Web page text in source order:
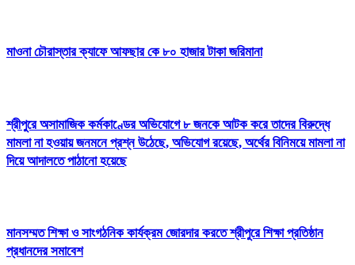
মাওনা চৌরাস্তার ক্যাফে আফছার কে ৮০ হাজার টাকা জরিমানা
শ্রীপুরে অসামাজিক কর্মকাণ্ডের অভিযোগে ৮ জনকে আটক করে তাদের বিরুদ্ধে
মামলা না হওয়ায় জনমনে প্রশ্ন উঠেছে, অভিযোগ রয়েছে, অর্থের বিনিময়ে মামলা না
দিয়ে আদালতে পাঠানো হয়েছে
মানসম্মত শিক্ষা ও সাংগঠনিক কার্যক্রম জোরদার করতে শ্রীপুরে শিক্ষা প্রতিষ্ঠান
প্রধানদের সমাবেশ